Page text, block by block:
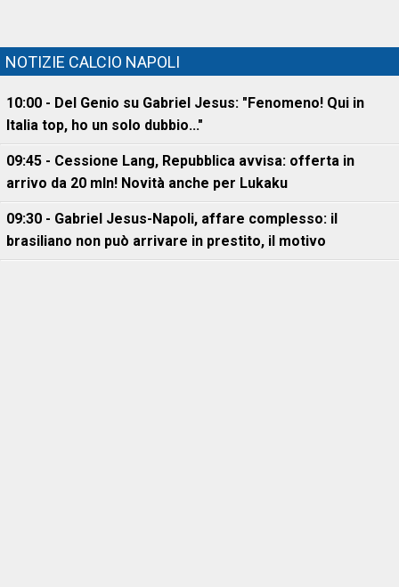
NOTIZIE CALCIO NAPOLI
10:00 - Del Genio su Gabriel Jesus: "Fenomeno! Qui in
Italia top, ho un solo dubbio..."
09:45 - Cessione Lang, Repubblica avvisa: offerta in
arrivo da 20 mln! Novità anche per Lukaku
09:30 - Gabriel Jesus-Napoli, affare complesso: il
brasiliano non può arrivare in prestito, il motivo